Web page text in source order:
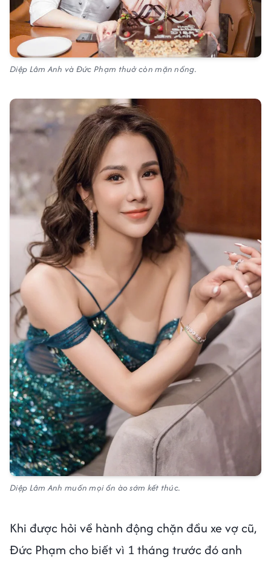
Diệp Lâm Anh và Đức Phạm thuở còn mặn nồng.
Diệp Lâm Anh muốn mọi ồn ào sớm kết thúc.
Khi được hỏi về hành động chặn đầu xe vợ cũ,
Đức Phạm cho biết vì 1 tháng trước đó anh